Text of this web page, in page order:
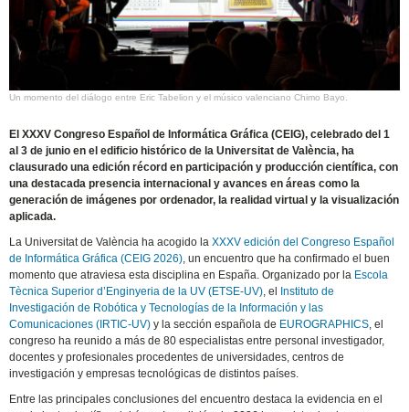
Un momento del diálogo entre Eric Tabelion y el músico valenciano Chimo Bayo.
El XXXV Congreso Español de Informática Gráfica (CEIG), celebrado del 1
al 3 de junio en el edificio histórico de la Universitat de València, ha
clausurado una edición récord en participación y producción científica, con
una destacada presencia internacional y avances en áreas como la
generación de imágenes por ordenador, la realidad virtual y la visualización
aplicada.
La Universitat de València ha acogido laXXXV edición del Congreso Español
de Informática Gráfica (CEIG 2026), un encuentro que ha confirmado el buen
momento que atraviesa esta disciplina en España. Organizado por la Escola
Tècnica Superior d’Enginyeria de la UV (ETSE-UV), el
Instituto de
Investigación de Robótica y Tecnologías de la Información y las
Comunicaciones (IRTIC-UV) y la sección española de EUROGRAPHICS, el
congreso ha reunido a más de 80 especialistas entre personal investigador,
docentes y profesionales procedentes de universidades, centros de
investigación y empresas tecnológicas de distintos países.
Entre las principales conclusiones del encuentro destaca la evidencia en el